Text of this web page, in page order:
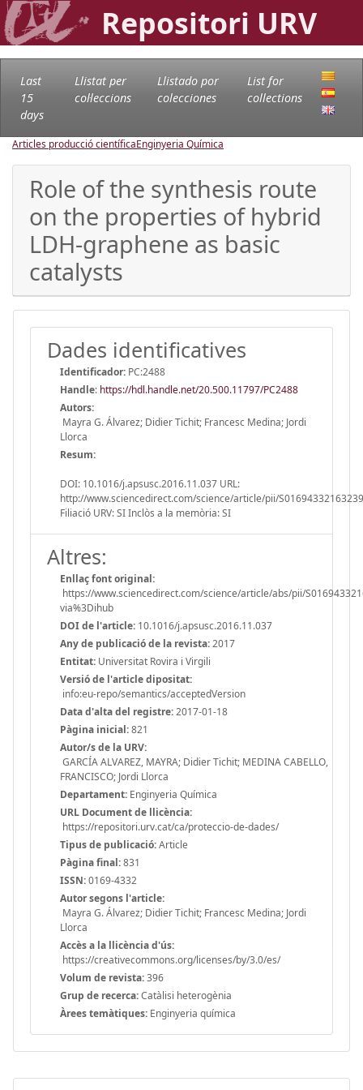
Repositori URV
Last
15
days
Llistat per
col·leccions
Llistado por
colecciones
List for
collections
Articles producció científicaEnginyeria Química
Role of the synthesis route
on the properties of hybrid
LDH-graphene as basic
catalysts
Dades identificatives
Identificador: PC:2488
Handle: https://hdl.handle.net/20.500.11797/PC2488
Autors:
Mayra G. Álvarez; Didier Tichit; Francesc Medina; Jordi
Llorca
Resum:
DOI: 10.1016/j.apsusc.2016.11.037 URL:
http://www.sciencedirect.com/science/article/pii/
Filiació URV: SI Inclòs a la memòria: SI
Altres:
Enllaç font original:
https://www.sciencedirect.com/science/article/abs/pii/
via%3Dihub
DOI de l'article: 10.1016/j.apsusc.2016.11.037
Any de publicació de la revista:2017
Entitat: Universitat Rovira i Virgili
Versió de l'article dipositat:
info:eu-repo/semantics/acceptedVersion
Data d'alta del registre:2017-01-18
Pàgina inicial:821
Autor/s de la URV:
GARCÍA ALVAREZ, MAYRA; Didier Tichit; MEDINA CABELLO,
FRANCISCO; Jordi Llorca
Departament: Enginyeria Química
URL Document de llicència:
https://repositori.urv.cat/ca/proteccio-de-dades/
Tipus de publicació:Article
Pàgina final:831
ISSN:0169-4332
Autor segons l'article:
Mayra G. Álvarez; Didier Tichit; Francesc Medina; Jordi
Llorca
Accès a la llicència d'ús:
https://creativecommons.org/licenses/by/3.0/es/
Volum de revista:396
Grup de recerca:Catàlisi heterogènia
Àrees temàtiques: Enginyeria química